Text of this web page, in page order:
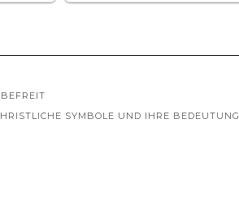
SYMBOLE UND IHRE BEDEUTUNG